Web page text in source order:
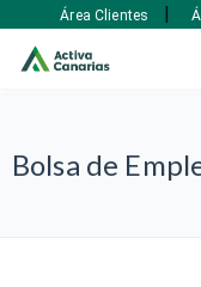
Bolsa de
Área Clientes |